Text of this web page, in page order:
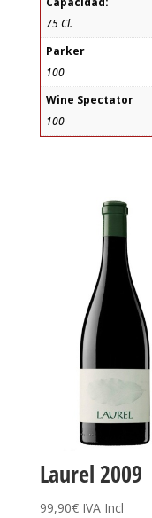
75 Cl.
Parker
100
Wine Spectator
100
Laurel 2009
99,90€ IVA Incl